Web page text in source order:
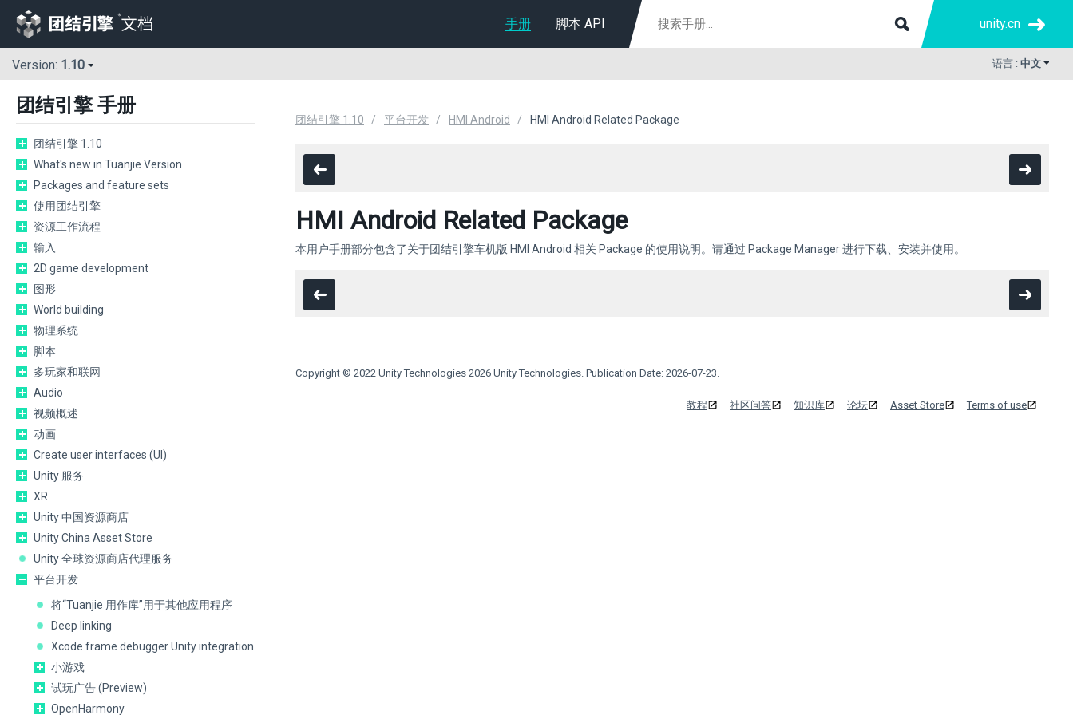
手册 脚本 API unity.cn
Version: 1.10 语言 : 中文
团结引擎 手册
团结引擎 1.10
What's new in Tuanjie Version
Packages and feature sets
使用团结引擎
资源工作流程
输入
2D game development
图形
World building
物理系统
脚本
多玩家和联网
Audio
视频概述
动画
Create user interfaces (UI)
Unity 服务
XR
Unity 中国资源商店
Unity China Asset Store
Unity 全球资源商店代理服务
平台开发
将“Tuanjie 用作库”用于其他应用程序
Deep linking
Xcode frame debugger Unity integration
小游戏
试玩广告 (Preview)
OpenHarmony
团结引擎 1.10 平台开发 HMI Android HMI Android Related Package
HMI Android Related Package
本用户手册部分包含了关于团结引擎车机版 HMI Android 相关 Package 的使用说明。请通过 Package Manager 进行下载、安装并使用。
Copyright © 2022 Unity Technologies 2026 Unity Technologies. Publication Date: 2026-07-23.
教程 社区问答 知识库 论坛 Asset Store Terms of use